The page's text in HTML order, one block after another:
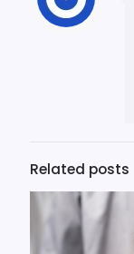
Related posts